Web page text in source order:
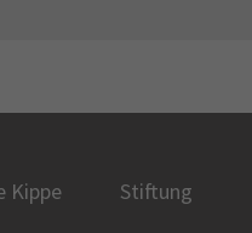
Kippe Stiftung